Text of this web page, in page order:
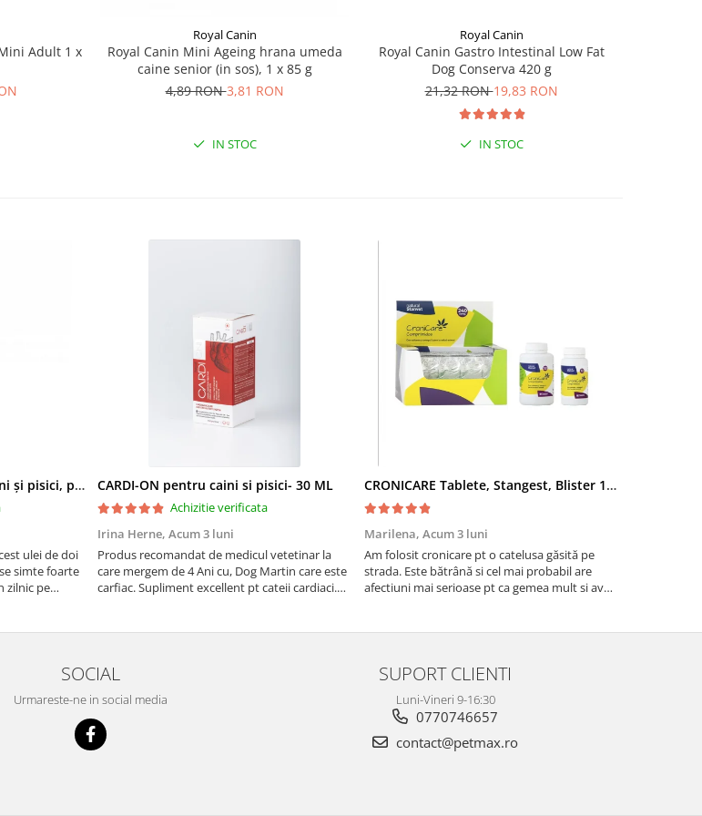
Adult 1 x
Royal Canin
Royal Canin Mini Ageing hrana umeda
caine senior (in sos), 1 x 85 g
4,89 RON3,81 RON
IN STOC
Royal Canin
Royal Canin Gastro Intestinal Low Fat
Dog Conserva 420 g
21,32 RON19,83 RON
IN STOC
Ulei de Somon Salbatic, câini și pisici, piele si blană, BEST4PETS, 1l
ulei de doi
simte foarte
zilnic pe
CARDI-ON pentru caini si pisici- 30 ML
Achizitie verificata
Irina Herne, Acum 3 luni
Produs recomandat de medicul vetetinar la
care mergem de 4 Ani cu, Dog Martin care este
carfiac. Supliment excellent pt cateii cardiaci.
CRONICARE Tablete, Stangest, Blister 10 tabs
Marilena, Acum 3 luni
Am folosit cronicare pt o catelusa găsită pe
strada. Este bătrână si cel mai probabil are
afectiuni mai serioase pt ca gemea mult si avea
cred ca se simte ma...
SOCIAL
Urmareste-ne in social media
SUPORT CLIENTI
Luni-Vineri 9-16:30
0770746657
contact@petmax.ro